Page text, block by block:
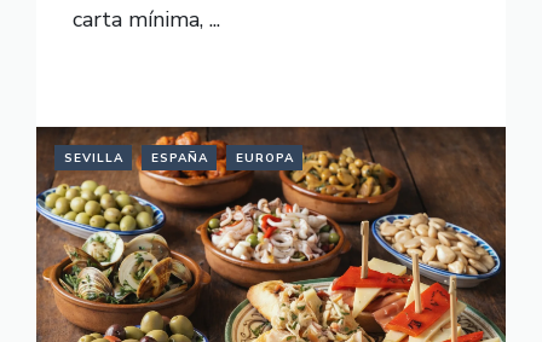
carta mínima, ...
SEVILLA ESPAÑA EUROPA